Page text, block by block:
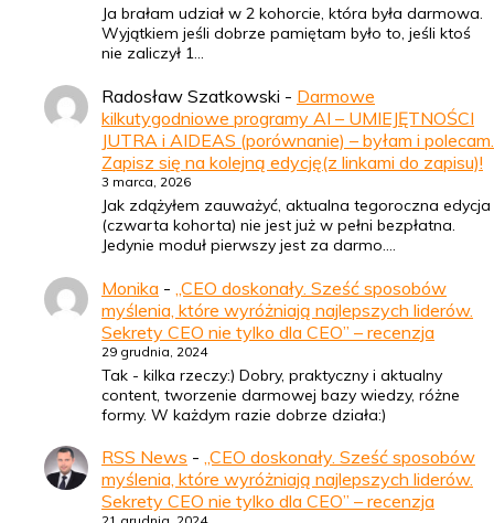
Ja brałam udział w 2 kohorcie, która była darmowa.
Wyjątkiem jeśli dobrze pamiętam było to, jeśli ktoś
nie zaliczył 1…
Radosław Szatkowski - Darmowe
kilkutygodniowe programy AI – UMIEJĘTNOŚCI
JUTRA i AIDEAS (porównanie) – byłam i polecam.
Zapisz się na kolejną edycję(z linkami do zapisu)!
3 marca, 2026
Jak zdążyłem zauważyć, aktualna tegoroczna edycja
(czwarta kohorta) nie jest już w pełni bezpłatna.
Jedynie moduł pierwszy jest za darmo.…
Monika - „CEO doskonały. Sześć sposobów
myślenia, które wyróżniają najlepszych liderów.
Sekrety CEO nie tylko dla CEO” – recenzja
29 grudnia, 2024
Tak - kilka rzeczy:) Dobry, praktyczny i aktualny
content, tworzenie darmowej bazy wiedzy, różne
formy. W każdym razie dobrze działa:)
RSS News - „CEO doskonały. Sześć sposobów
myślenia, które wyróżniają najlepszych liderów.
Sekrety CEO nie tylko dla CEO” – recenzja